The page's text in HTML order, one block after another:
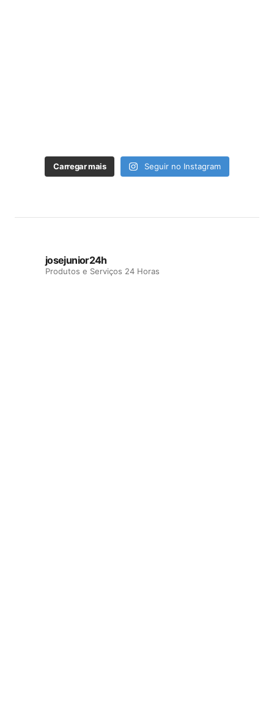
Carregar mais Seguir no Instagram
josejunior24h
Produtos e Serviços 24 Horas